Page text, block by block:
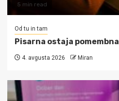
5 min read
Od tu in tam
Pisarna ostaja pomembna
4. avgusta 2026 Miran